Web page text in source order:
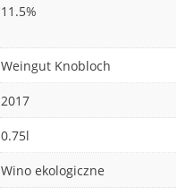
11.5%
Weingut Knobloch
2017
0.75l
Wino ekologiczne